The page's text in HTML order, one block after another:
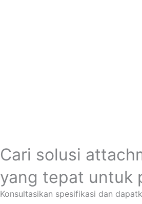
Cari solusi
yang tepat untuk
Konsultasikan spesifikasi dan